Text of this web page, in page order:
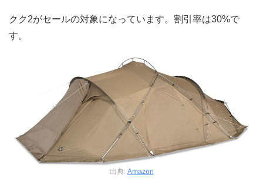
クク2がセールの対象になっています。割引率は30%で
す。
出典: Amazon